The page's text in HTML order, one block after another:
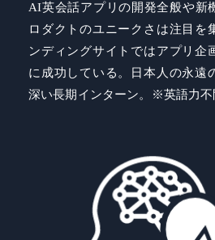
AI英会話アプリの開発全般や新
ロダクトのユニークさは注目を
ンディングサイトではアプリ企
に成功している。日本人の永遠
深い長期インターン。※英語力不